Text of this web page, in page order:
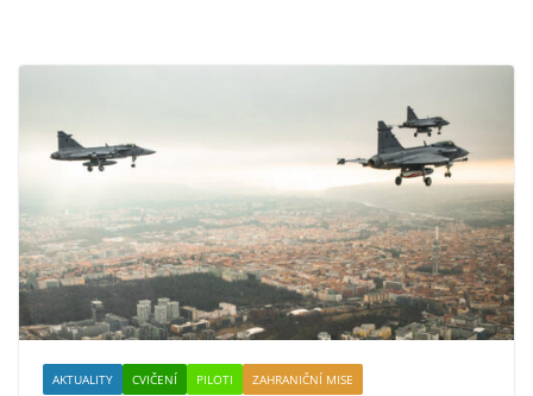
AKTUALITY CVIČENÍ PILOTI ZAHRANIČNÍ MISE